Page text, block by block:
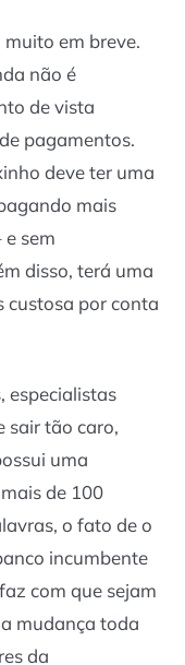
em breve.
não é
de vista
pagamentos.
deve ter uma
mais
sem
disso, terá uma
por conta
especialistas
sair tão caro,
uma
de 100
o fato de o
incumbente
com que sejam
mudança toda
da